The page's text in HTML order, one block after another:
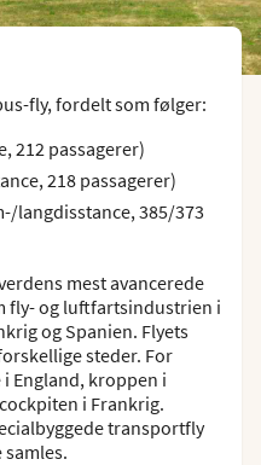
fly, fordelt som følger:
212 passagerer)
218 passagerer)
langdisstance, 385/373
mest avancerede
fly- og luftfartsindustrien i
og Spanien. Flyets
steder. For
England, kroppen i
i Frankrig.
transportfly